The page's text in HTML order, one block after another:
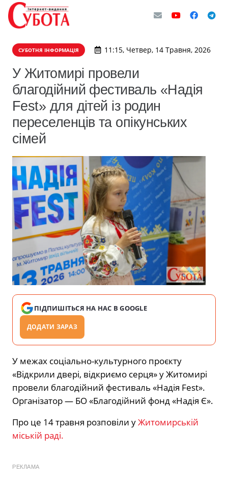
СУБОТНЯ ІНФОРМАЦІЯ 11:15, Четвер, 14 Травня, 2026
У Житомирі провели
благодійний фестиваль «Надія
Fest» для дітей із родин
переселенців та опікунських
сімей
ПІДПИШІТЬСЯ НА НАС В GOOGLE
ДОДАТИ ЗАРАЗ
У межах соціально-культурного проєкту
«Відкрили двері, відкриємо серця» у Житомирі
провели благодійний фестиваль «Надія Fest».
Організатор — БО «Благодійний фонд «Надія Є».
Про це 14 травня розповіли уЖитомирській
міській раді.
РЕКЛАМА